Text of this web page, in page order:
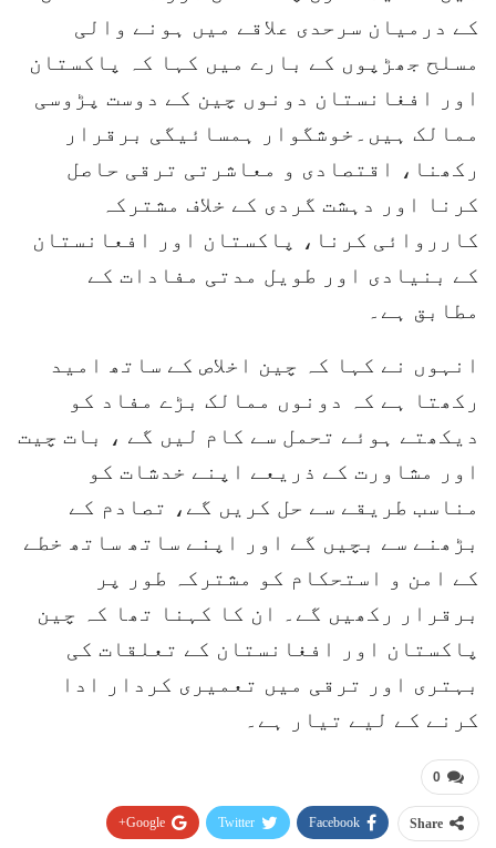
کے درمیان سرحدی علاقے میں ہونے والی
مسلح جھڑپوں کے بارے میں کہا کہ پاکستان
اور افغانستان دونوں چین کے دوست پڑوسی
ممالک ہیں۔خوشگوار ہمسائیگی برقرار
رکھنا، اقتصادی و معاشرتی ترقی حاصل
کرنا اور دہشت گردی کے خلاف مشترکہ
کارروائی کرنا، پاکستان اور افعانستان
کے بنیادی اور طویل مدتی مفادات کے
مطابق ہے۔
انہوں نے کہا کہ چین اخلاص کے ساتھ امید
رکھتا ہے کہ دونوں ممالک بڑے مفاد کو
دیکھتے ہوئے تحمل سے کام لیں گے ، بات چیت
اور مشاورت کے ذریعے اپنے خدشات کو
مناسب طریقے سے حل کریں گے، تصادم کے
بڑھنے سے بچیں گے اور اپنے ساتھ ساتھ خطے
کے امن و استحکام کو مشترکہ طور پر
برقرار رکھیں گے۔ ان کا کہنا تھا کہ چین
پاکستان اور افغانستان کے تعلقات کی
بہتری اور ترقی میں تعمیری کردار ادا
کرنے کے لیے تیار ہے۔
0
Share
Facebook
Twitter
Google+